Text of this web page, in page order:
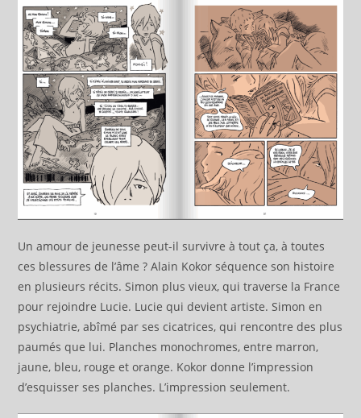
Un amour de jeunesse peut-il survivre à tout ça, à toutes
ces blessures de l’âme ? Alain Kokor séquence son histoire
en plusieurs récits. Simon plus vieux, qui traverse la France
pour rejoindre Lucie. Lucie qui devient artiste. Simon en
psychiatrie, abîmé par ses cicatrices, qui rencontre des plus
paumés que lui. Planches monochromes, entre marron,
jaune, bleu, rouge et orange. Kokor donne l’impression
d’esquisser ses planches. L’impression seulement.